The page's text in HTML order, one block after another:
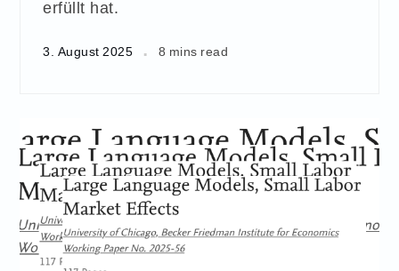
erfüllt hat.
3. August 2025 8 mins read